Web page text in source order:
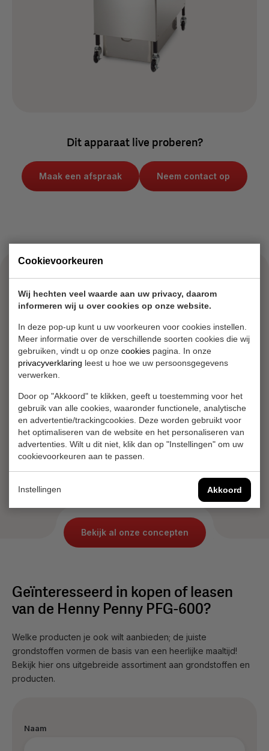
Cookievoorkeuren
Wij hechten veel waarde aan uw privacy, daarom
informeren wij u over cookies op onze website.
In deze pop-up kunt u uw voorkeuren voor cookies instellen.
Meer informatie over de verschillende soorten cookies die wij
gebruiken, vindt u op onze cookies pagina. In onze
privacyverklaring leest u hoe we uw persoonsgegevens
verwerken.
Door op "Akkoord" te klikken, geeft u toestemming voor het
gebruik van alle cookies, waaronder functionele, analytische
en advertentie/trackingcookies. Deze worden gebruikt voor
het optimaliseren van de website en het personaliseren van
advertenties. Wilt u dit niet, klik dan op "Instellingen" om uw
cookievoorkeuren aan te passen.
Instellingen Akkoord
Dit apparaat live proberen?
Maak een afspraak Neem contact op
Met dit apparaat maak je
Tower Chicken Zinger Burger
Bekijk al onze concepten
Geïnteresseerd in kopen of leasen
van de Henny Penny PFG-600?
Welke producten je ook wilt aanbieden; de juiste
grondstoffen vormen de basis van een heerlijke maaltijd!
Bekijk hier ons uitgebreide assortiment aan grondstoffen en
producten.
Naam